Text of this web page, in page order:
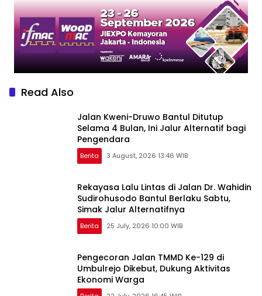
Vendor yang Sama
Read Also
Jalan Kweni-Druwo Bantul Ditutup
Selama 4 Bulan, Ini Jalur Alternatif bagi
Pengendara
Berita 3 August, 2026 13:46 WIB
Rekayasa Lalu Lintas di Jalan Dr. Wahidin
Sudirohusodo Bantul Berlaku Sabtu,
Simak Jalur Alternatifnya
Berita 25 July, 2026 10:00 WIB
Pengecoran Jalan TMMD Ke-129 di
Umbulrejo Dikebut, Dukung Aktivitas
Ekonomi Warga